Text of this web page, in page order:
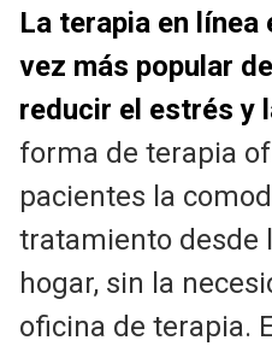
La terapia en
vez más popular
reducir el estrés y
forma de terapia
pacientes la
tratamiento desde
hogar, sin la
oficina de terapia.